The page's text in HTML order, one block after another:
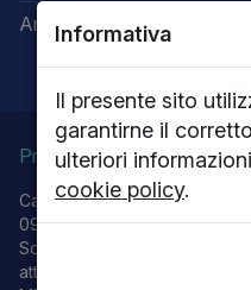
Informativa
Il presente sito
garantirne il
ulteriori
cookie policy.
Area riservata
Privacy Note legali
Capitale sociale
0915251 - R.I. RM 62576/1999
Società con Socio unico
attività di Direzione e